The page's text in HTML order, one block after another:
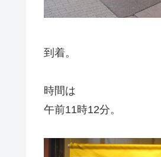
到着。
時間は
午前11時12分。